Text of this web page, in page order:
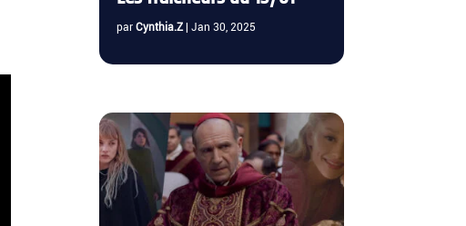
par Cynthia.Z| Jan 30, 2025